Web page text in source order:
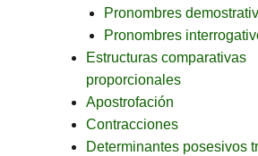
Pronombres
Pronombres
Estructuras comparativas
proporcionales
Apostrofación
Contracciones
Determinantes posesivos